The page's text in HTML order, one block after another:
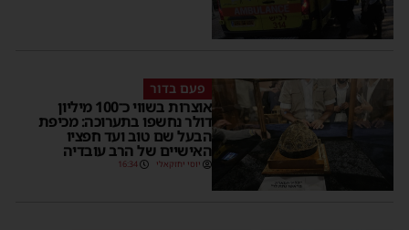
פעם בדור
אוצרות בשווי כ־100 מיליון
דולר נחשפו בתערוכה: מכיפת
הבעל שם טוב ועד חפציו
האישיים של הרב עובדיה
יוסי יחזקאלי 16:34